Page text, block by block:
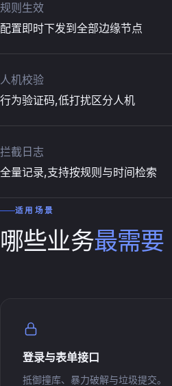
规则生效
配置即时下发到全部边缘节点
人机校验
行为验证码,低打扰区分人机
拦截日志
全量记录,支持按规则与时间检索
适用场景
哪些业务最需要
登录与表单接口
抵御撞库、暴力破解与垃圾提交。